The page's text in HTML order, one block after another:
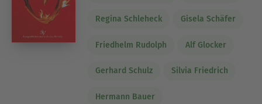
Regina Schleheck Gisela Schäfer
Friedhelm Rudolph Alf Glocker
Gerhard Schulz Silvia Friedrich
Hermann Bauer